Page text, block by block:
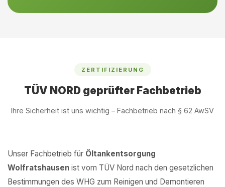
ZERTIFIZIERUNG
TÜV NORD geprüfter Fachbetrieb
Ihre Sicherheit ist uns wichtig – Fachbetrieb nach § 62 AwSV
Unser Fachbetrieb für Öltankentsorgung
Wolfratshausen ist vom TÜV Nord nach den gesetzlichen
Bestimmungen des WHG zum Reinigen und Demontieren